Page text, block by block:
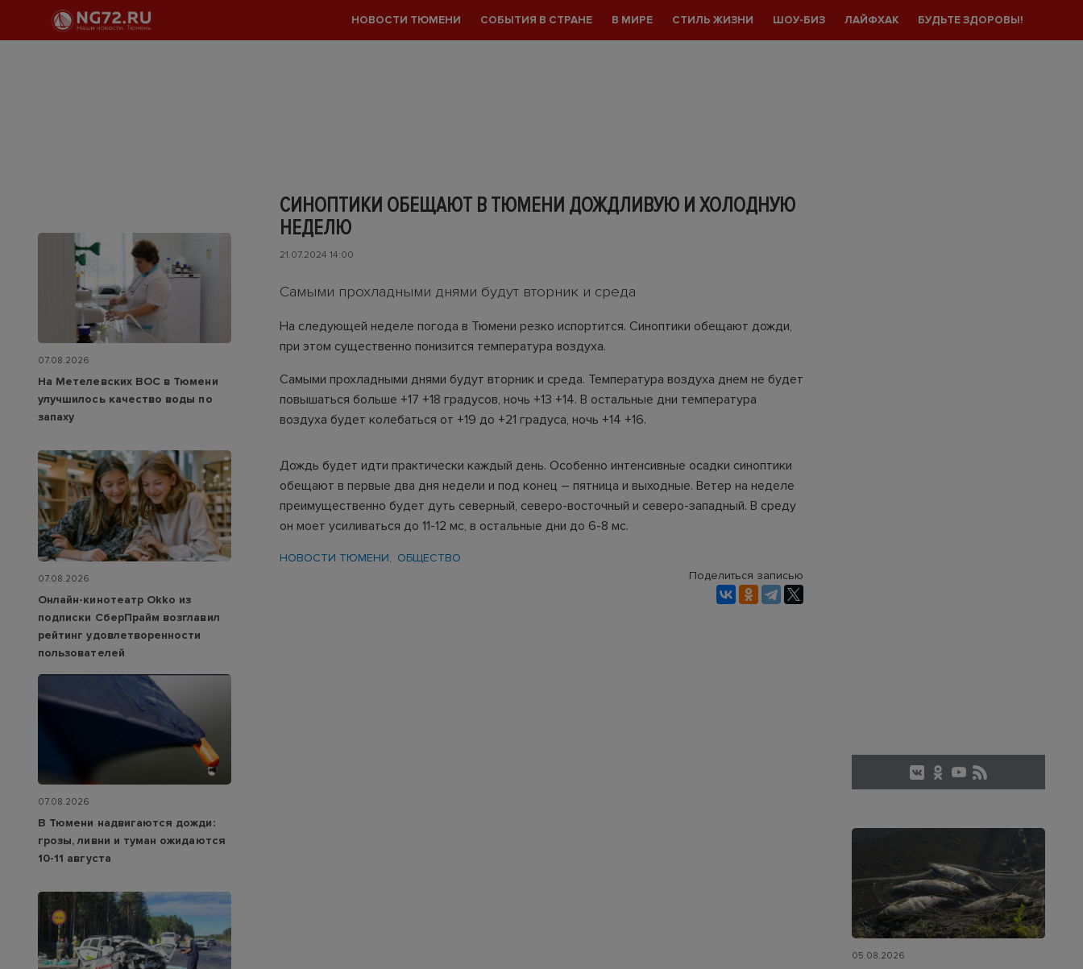
НОВОСТИ ТЮМЕНИ СОБЫТИЯ В СТРАНЕ В МИРЕ СТИЛЬ ЖИЗНИ ШОУ-БИЗ ЛАЙФХАК БУДЬТЕ ЗДОРОВЫ!
СИНОПТИКИ ОБЕЩАЮТ В ТЮМЕНИ ДОЖДЛИВУЮ И ХОЛОДНУЮ
НЕДЕЛЮ
21.07.2024 14:00
Самыми прохладными днями будут вторник и среда
На следующей неделе погода в Тюмени резко испортится. Синоптики обещают дожди,
при этом существенно понизится температура воздуха.
Самыми прохладными днями будут вторник и среда. Температура воздуха днем не будет
повышаться больше +17 +18 градусов, ночь +13 +14. В остальные дни температура
воздуха будет колебаться от +19 до +21 градуса, ночь +14 +16.
Дождь будет идти практически каждый день. Особенно интенсивные осадки синоптики
обещают в первые два дня недели и под конец – пятница и выходные. Ветер на неделе
преимущественно будет дуть северный, северо-восточный и северо-западный. В среду
он моет усиливаться до 11-12 мс, в остальные дни до 6-8 мс.
НОВОСТИ ТЮМЕНИ
ОБЩЕСТВО
Поделиться записью
07.08.2026
На Метелевских ВОС в Тюмени
улучшилось качество воды по
запаху
07.08.2026
Онлайн-кинотеатр Okko из
подписки СберПрайм возглавил
рейтинг удовлетворенности
пользователей
07.08.2026
В Тюмени надвигаются дожди:
грозы, ливни и туман ожидаются
10-11 августа
05.08.2026